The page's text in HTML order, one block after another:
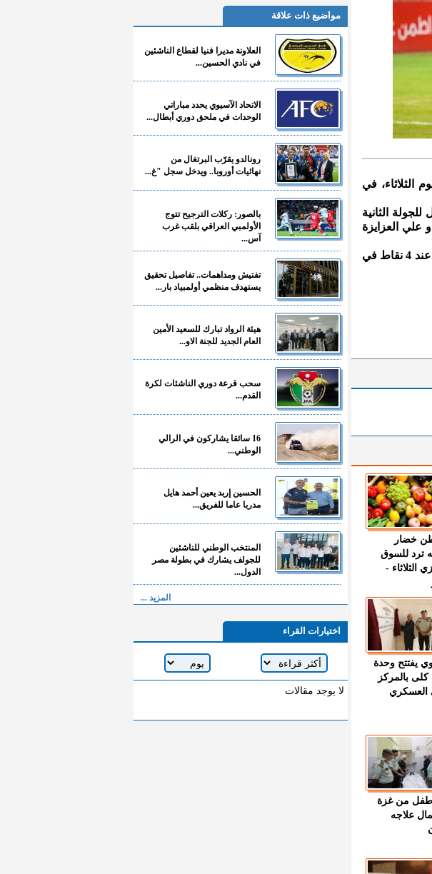
الثلاثاء، في
الثانية
لكرة القدم، بهدفين دون رد، سجلهما الهادي سالم في الدقيقة 56، و علي العزايزة
وبهذا الفوز رفع الرمثا رصيده إلى 7 نقاط في الصدارة مؤقتا، فيما تجمد رصيد الأهلي عند 4 نقاط في
خضار
ترد للسوق
الثلاثاء -
يفتتح وحدة
بالمركز
العسكري
طفل من غزة
علاجه
مواضيع ذات علاقة
العلاونة مديرا فنيا لقطاع الناشئين
في نادي الحسين...
الاتحاد الآسيوي يحدد مباراتي
الوحدات في ملحق دوري أبطال...
رونالدو يقرّب البرتغال من
نهائيات أوروبا.. ويدخل سجل "غ...
بالصور: ركلات الترجيح تتوج
الأولمبي العراقي بلقب غرب
آس...
تفتيش ومداهمات.. تفاصيل تحقيق
يستهدف منظمي أولمبياد بار...
هيئة الرواد تبارك للسعيد الأمين
العام الجديد للجنة الاو...
سحب قرعة دوري الناشئات لكرة
القدم...
16 سائقا يشاركون في الرالي
الوطني...
الحسين إربد يعين أحمد هايل
مدربا عاما للفريق...
المنتخب الوطني للناشئين
للجولف يشارك في بطولة مصر
الدول...
المزيد ...
اختيارات القراء
لا يوجد مقالات